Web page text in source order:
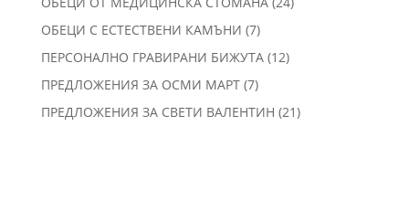
ОБЕЦИ С ЕСТЕСТВЕНИ КАМЪНИ 77
продукта
ПЕРСОНАЛНО ГРАВИРАНИ БИЖУТА 1212
ПРЕДЛОЖЕНИЯ ЗА ОСМИ МАРТ 77
продукта
ПРЕДЛОЖЕНИЯ ЗА СВЕТИ ВАЛЕНТИН 2121